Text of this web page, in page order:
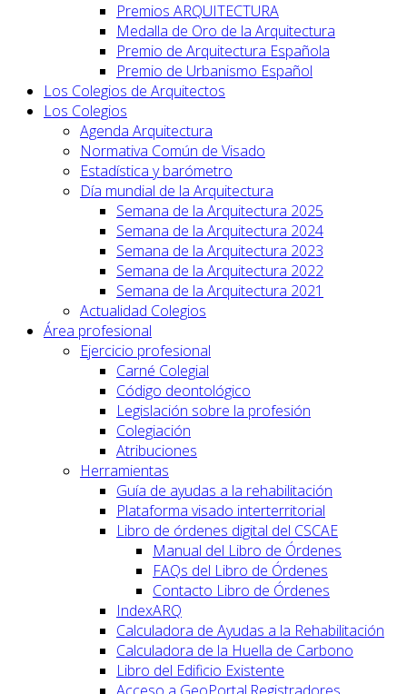
Premios ARQUITECTURA
Medalla de Oro de la Arquitectura
Premio de Arquitectura Española
Premio de Urbanismo Español
Los Colegios de Arquitectos
Los Colegios
Agenda Arquitectura
Normativa Común de Visado
Estadística y barómetro
Día mundial de la Arquitectura
Semana de la Arquitectura 2025
Semana de la Arquitectura 2024
Semana de la Arquitectura 2023
Semana de la Arquitectura 2022
Semana de la Arquitectura 2021
Actualidad Colegios
Área profesional
Ejercicio profesional
Carné Colegial
Código deontológico
Legislación sobre la profesión
Colegiación
Atribuciones
Herramientas
Guía de ayudas a la rehabilitación
Plataforma visado interterritorial
Libro de órdenes digital del CSCAE
Manual del Libro de Órdenes
FAQs del Libro de Órdenes
Contacto Libro de Órdenes
IndexARQ
Calculadora de Ayudas a la Rehabilitación
Calculadora de la Huella de Carbono
Libro del Edificio Existente